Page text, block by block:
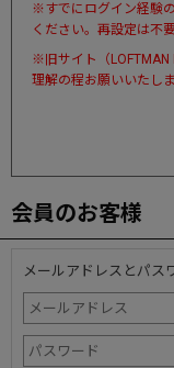
※すでにログイン経験
ください。再設定は不要
※旧サイト（LOFTMAN
理解の程お願いいたしま
会員のお客様
メールアドレスとパス